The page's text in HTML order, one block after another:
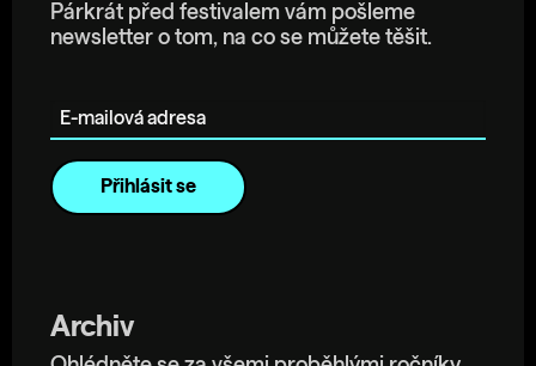
Párkrát před festivalem vám pošleme
newsletter o tom, na co se můžete těšit.
Archiv